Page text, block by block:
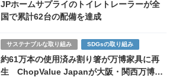
JPホームサプライのトイレトレーラーが全
国で累計62台の配備を達成
サステナブルな取り組み SDGsの取り組み
約61万本の使用済み割り箸が万博家具に再
生 ChopValue Japanが大阪・関西万博カ